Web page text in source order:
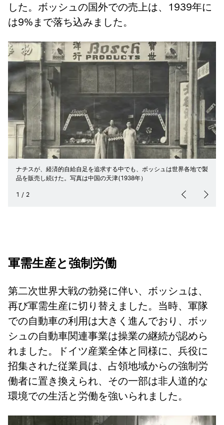
した。ボッシュの国外での売上は、1939年に
は9%まで落ち込みました。
ナチスが、経済的自給自足を追求する中でも、ボッシュは世界各地で製
品を販売し続けた。写真は中国の天津(1938年）
1 / 2
軍需生産と強制労働
第二次世界大戦の勃発に伴い、ボッシュは、
再び軍需生産に切り替えました。当時、軍隊
での自動車の利用は大きく進んでおり、ボッ
シュの自動車関連事業は操業の継続が認めら
れました。ドイツ産業全体と同様に、兵役に
招集された従業員は、占領地域からの強制労
働者に置き換えられ、その一部は非人道的な
環境での生活と労働を強いられました。